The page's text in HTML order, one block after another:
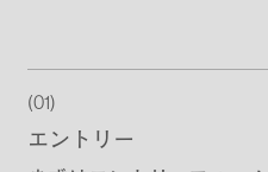
(01)
エントリー